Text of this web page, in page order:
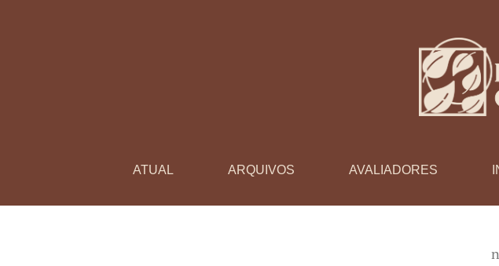
ATUAL ARQUIVOS AVALIADORES